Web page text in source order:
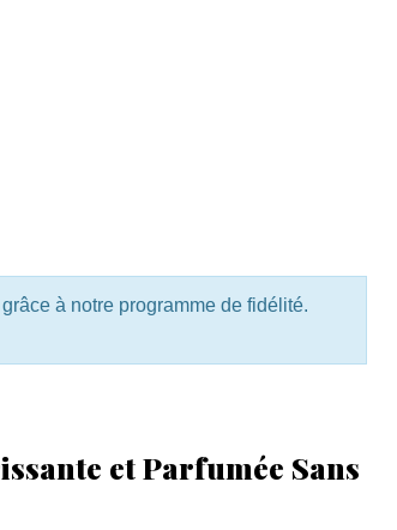
à notre programme de fidélité.
et Parfumée Sans